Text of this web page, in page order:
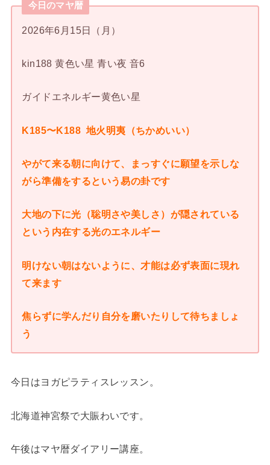
今日のマヤ暦
2026年6月15日（月）
kin188 黄色い星 青い夜 音6
ガイドエネルギー黄色い星
K185〜K188 地火明夷（ちかめいい）
やがて来る朝に向けて、まっすぐに願望を示しな
がら準備をするという易の卦です
大地の下に光（聡明さや美しさ）が隠されている
という内在する光のエネルギー
明けない朝はないように、才能は必ず表面に現れ
て来ます
焦らずに学んだり自分を磨いたりして待ちましょ
う
今日はヨガピラティスレッスン。
北海道神宮祭で大賑わいです。
午後はマヤ暦ダイアリー講座。